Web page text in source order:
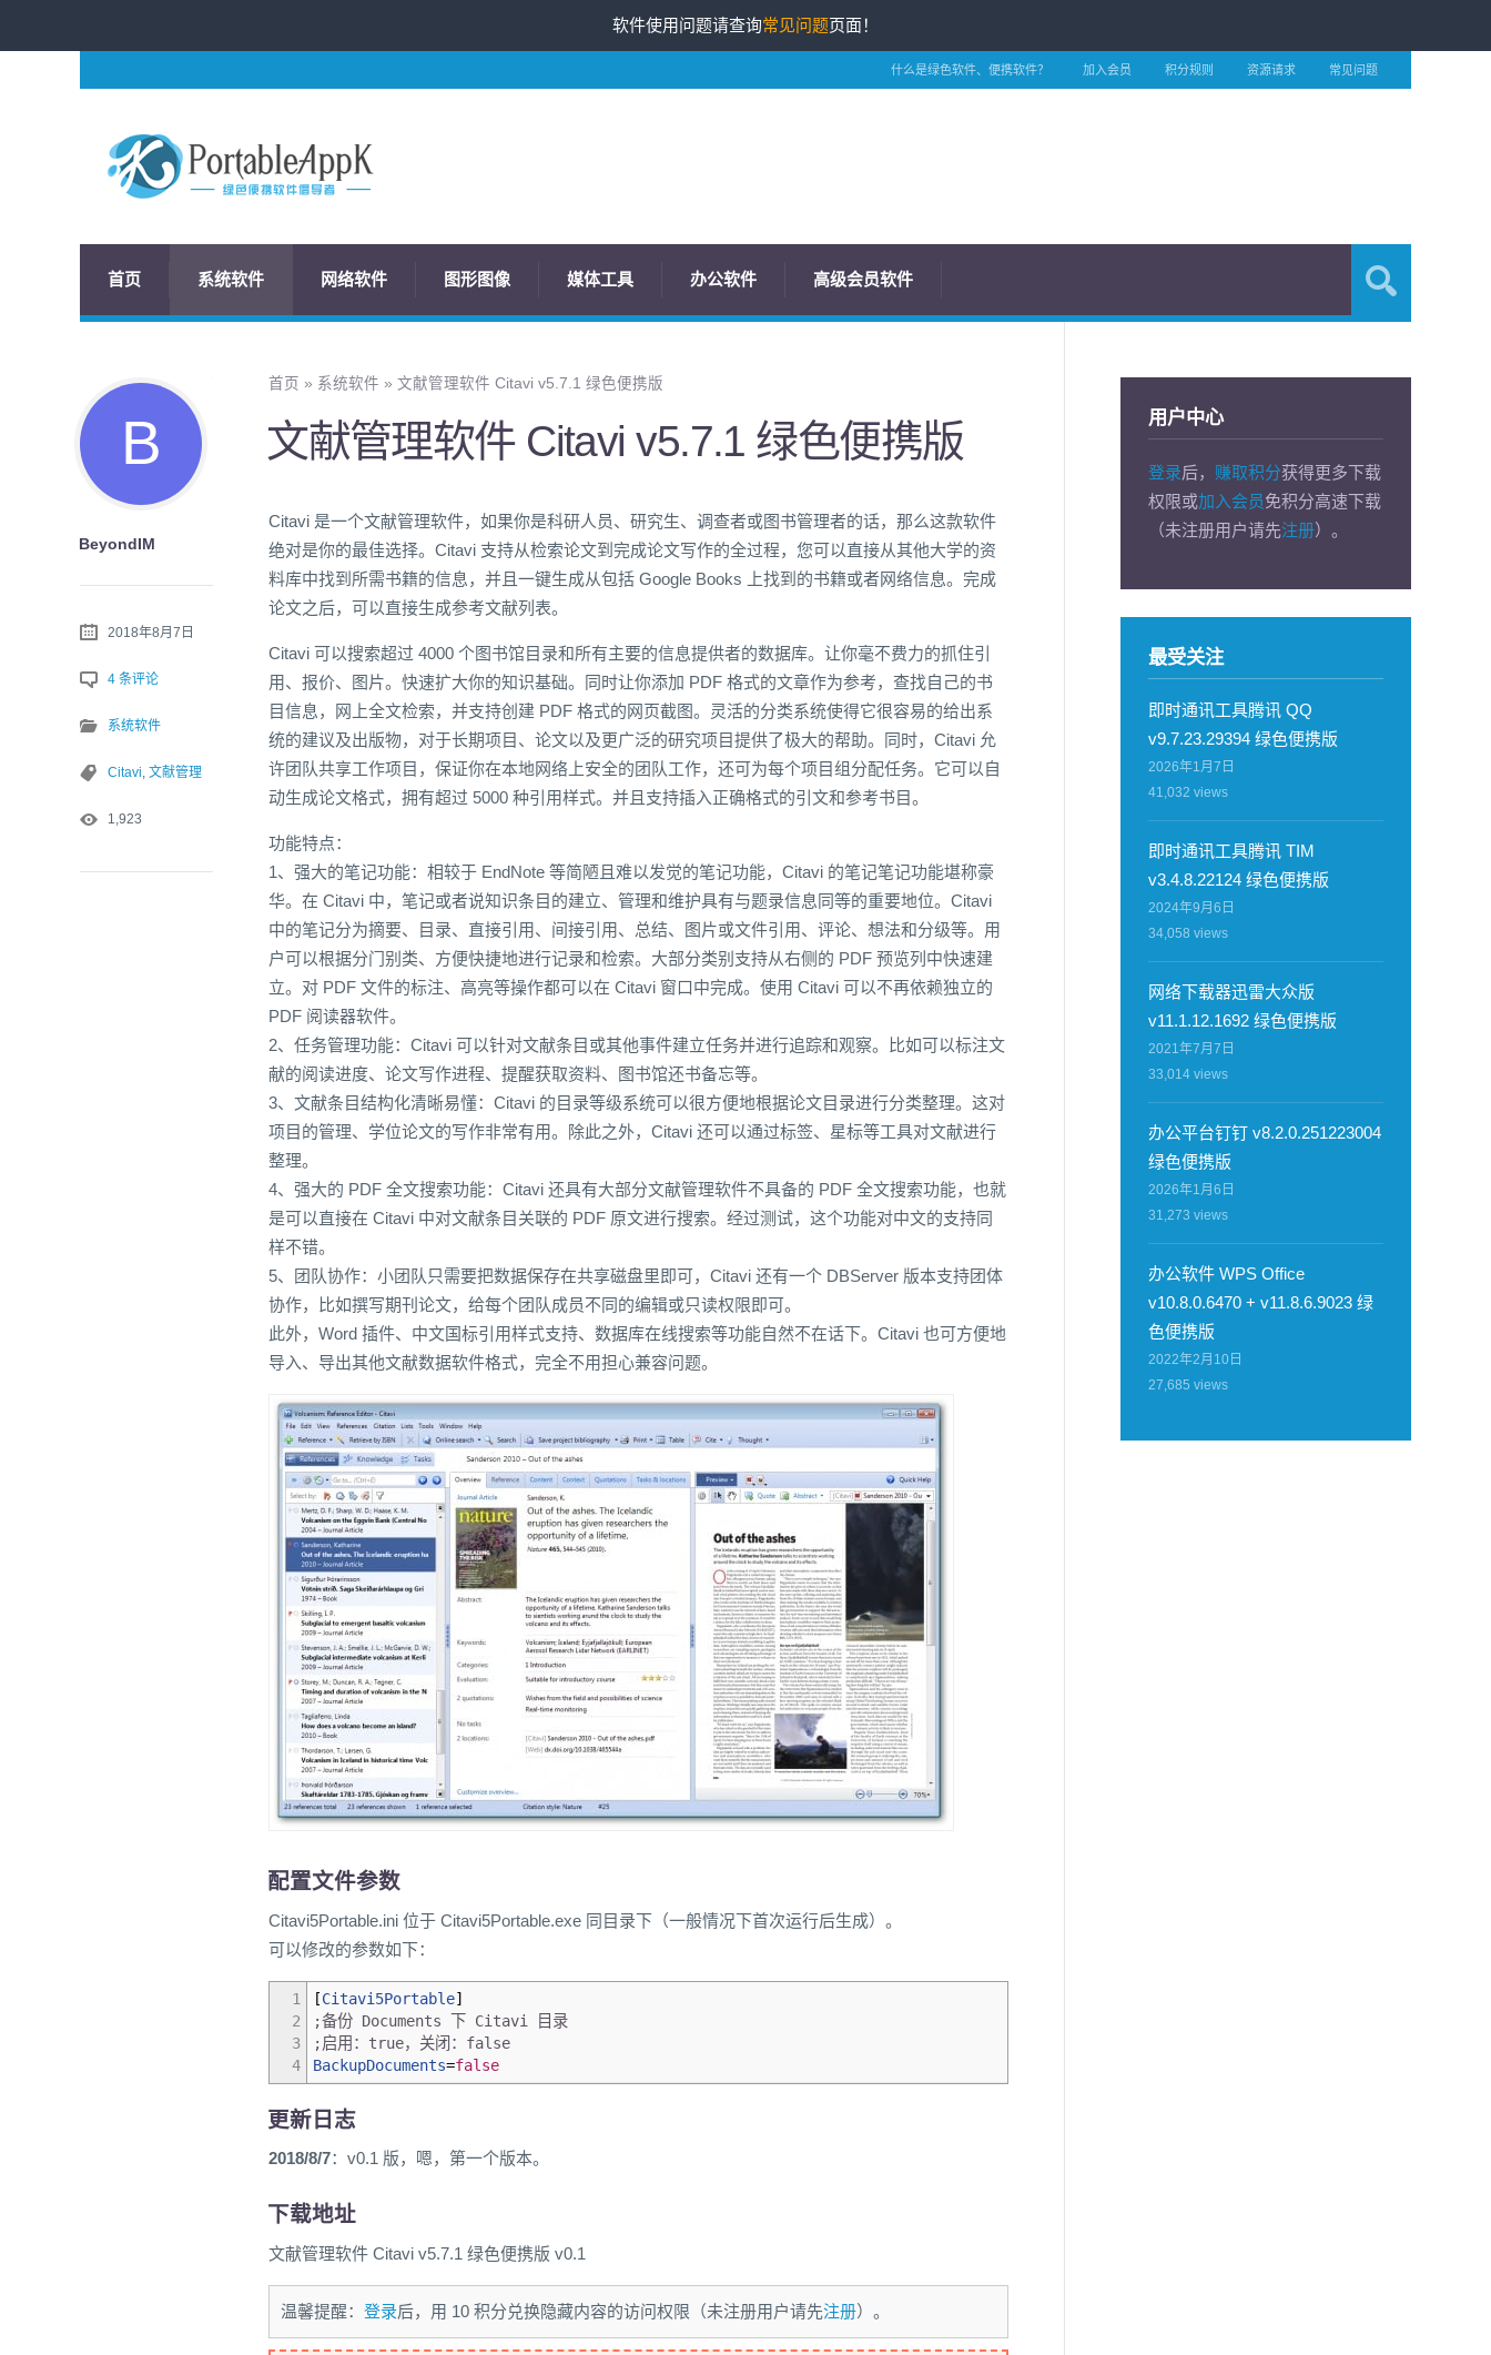
什么是绿色软件、便携软件？ 加入会员 积分规则 资源请求 常见问题
首页 系统软件 网络软件 图形图像 媒体工具 办公软件 高级会员软件
首页 » 系统软件 » 文献管理软件 Citavi v5.7.1 绿色便携版
文献管理软件 Citavi v5.7.1 绿色便携版
Citavi 是一个文献管理软件，如果你是科研人员、研究生、调查者或图书管理者的话，那么这款软件
绝对是你的最佳选择。Citavi 支持从检索论文到完成论文写作的全过程，您可以直接从其他大学的资
料库中找到所需书籍的信息，并且一键生成从包括 Google Books 上找到的书籍或者网络信息。完成
论文之后，可以直接生成参考文献列表。
Citavi 可以搜索超过 4000 个图书馆目录和所有主要的信息提供者的数据库。让你毫不费力的抓住引
用、报价、图片。快速扩大你的知识基础。同时让你添加 PDF 格式的文章作为参考，查找自己的书
目信息，网上全文检索，并支持创建 PDF 格式的网页截图。灵活的分类系统使得它很容易的给出系
统的建议及出版物，对于长期项目、论文以及更广泛的研究项目提供了极大的帮助。同时，Citavi 允
许团队共享工作项目，保证你在本地网络上安全的团队工作，还可为每个项目组分配任务。它可以自
动生成论文格式，拥有超过 5000 种引用样式。并且支持插入正确格式的引文和参考书目。
功能特点：
1、强大的笔记功能：相较于 EndNote 等简陋且难以发觉的笔记功能，Citavi 的笔记笔记功能堪称豪
华。在 Citavi 中，笔记或者说知识条目的建立、管理和维护具有与题录信息同等的重要地位。Citavi
中的笔记分为摘要、目录、直接引用、间接引用、总结、图片或文件引用、评论、想法和分级等。用
户可以根据分门别类、方便快捷地进行记录和检索。大部分类别支持从右侧的 PDF 预览列中快速建
立。对 PDF 文件的标注、高亮等操作都可以在 Citavi 窗口中完成。使用 Citavi 可以不再依赖独立的
PDF 阅读器软件。
2、任务管理功能：Citavi 可以针对文献条目或其他事件建立任务并进行追踪和观察。比如可以标注文
献的阅读进度、论文写作进程、提醒获取资料、图书馆还书备忘等。
3、文献条目结构化清晰易懂：Citavi 的目录等级系统可以很方便地根据论文目录进行分类整理。这对
项目的管理、学位论文的写作非常有用。除此之外，Citavi 还可以通过标签、星标等工具对文献进行
整理。
4、强大的 PDF 全文搜索功能：Citavi 还具有大部分文献管理软件不具备的 PDF 全文搜索功能，也就
是可以直接在 Citavi 中对文献条目关联的 PDF 原文进行搜索。经过测试，这个功能对中文的支持同
样不错。
5、团队协作：小团队只需要把数据保存在共享磁盘里即可，Citavi 还有一个 DBServer 版本支持团体
协作，比如撰写期刊论文，给每个团队成员不同的编辑或只读权限即可。
此外，Word 插件、中文国标引用样式支持、数据库在线搜索等功能自然不在话下。Citavi 也可方便地
导入、导出其他文献数据软件格式，完全不用担心兼容问题。
配置文件参数
Citavi5Portable.ini 位于 Citavi5Portable.exe 同目录下（一般情况下首次运行后生成）。
可以修改的参数如下：
1
2
3
4
[Citavi5Portable]
;备份 Documents 下 Citavi 目录
;启用：true，关闭：false
BackupDocuments=false
更新日志
2018/8/7：v0.1 版，嗯，第一个版本。
下载地址
文献管理软件 Citavi v5.7.1 绿色便携版 v0.1
温馨提醒： 登录后，用 10 积分兑换隐藏内容的访问权限（未注册用户请先注册）。
BeyondIM
2018年8月7日
4 条评论
系统软件
Citavi 文献管理
1,923
用户中心
登录后， 赚取积分获得更多下载
权限或加入会员免积分高速下载
（未注册用户请先注册）。
最受关注
即时通讯工具腾讯 QQ
v9.7.23.29394 绿色便携版
2026年1月7日
41,032 views
即时通讯工具腾讯 TIM
v3.4.8.22124 绿色便携版
2024年9月6日
34,058 views
网络下载器迅雷大众版
v11.1.12.1692 绿色便携版
2021年7月7日
33,014 views
办公平台钉钉 v8.2.0.251223004
绿色便携版
2026年1月6日
31,273 views
办公软件 WPS Office
v10.8.0.6470 + v11.8.6.9023 绿
色便携版
2022年2月10日
27,685 views
软件使用问题请查询常见问题页面！